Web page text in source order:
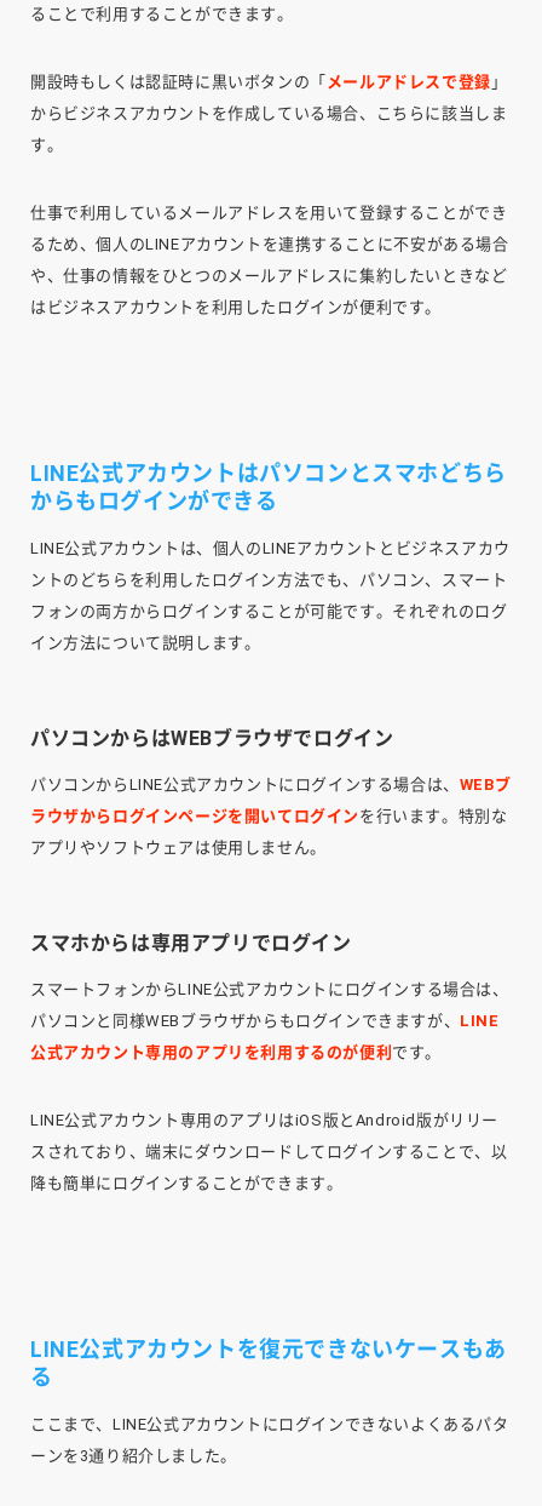
ることで利用することができます。
開設時もしくは認証時に黒いボタンの「 メールアドレスで登録 」
からビジネスアカウントを作成している場合、こちらに該当しま
す。
仕事で利用しているメールアドレスを用いて登録することができ
るため、個人のLINEアカウントを連携することに不安がある場合
や、仕事の情報をひとつのメールアドレスに集約したいときなど
はビジネスアカウントを利用したログインが便利です。
LINE公式アカウントはパソコンとスマホどちら
からもログインができる
LINE公式アカウントは、個人のLINEアカウントとビジネスアカウ
ントのどちらを利用したログイン方法でも、パソコン、スマート
フォンの両方からログインすることが可能です。それぞれのログ
イン方法について説明します。
パソコンからはWEBブラウザでログイン
パソコンからLINE公式アカウントにログインする場合は、 WEBブ
ラウザからログインページを開いてログイン を行います。特別な
アプリやソフトウェアは使用しません。
スマホからは専用アプリでログイン
スマートフォンからLINE公式アカウントにログインする場合は、
パソコンと同様WEBブラウザからもログインできますが、 LINE
公式アカウント専用のアプリを利用するのが便利 です。
LINE公式アカウント専用のアプリはiOS版とAndroid版がリリー
スされており、端末にダウンロードしてログインすることで、以
降も簡単にログインすることができます。
LINE公式アカウントを復元できないケースもあ
る
ここまで、LINE公式アカウントにログインできないよくあるパタ
ーンを3通り紹介しました。